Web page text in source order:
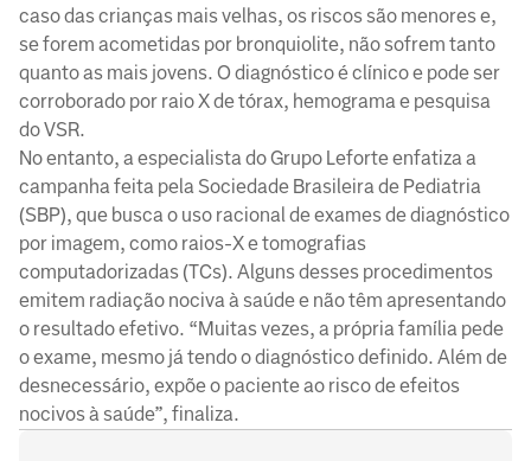
caso das crianças mais velhas, os riscos são menores e,
se forem acometidas por bronquiolite, não sofrem tanto
quanto as mais jovens. O diagnóstico é clínico e pode ser
corroborado por raio X de tórax, hemograma e pesquisa
do VSR.
No entanto, a especialista do Grupo Leforte enfatiza a
campanha feita pela Sociedade Brasileira de Pediatria
(SBP), que busca o uso racional de exames de diagnóstico
por imagem, como raios-X e tomografias
computadorizadas (TCs). Alguns desses procedimentos
emitem radiação nociva à saúde e não têm apresentando
o resultado efetivo. “Muitas vezes, a própria família pede
o exame, mesmo já tendo o diagnóstico definido. Além de
desnecessário, expõe o paciente ao risco de efeitos
nocivos à saúde”, finaliza.